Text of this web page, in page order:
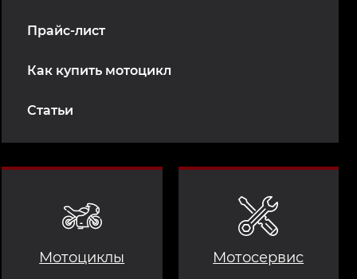
Прайс-лист
Как купить мотоцикл
Статьи
Мотоциклы Мотосервис